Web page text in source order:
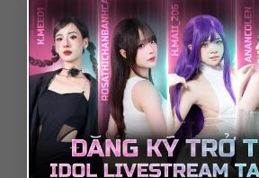
Anh chàng Idol là
đầy tài năng, đam mê
luôn mang đến
diễn ấn tượng. Với
tính, flow rap cuốn